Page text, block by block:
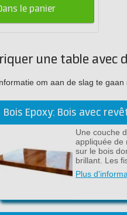
le panier
une table avec
om aan de slag te
Une couche
appliquée de
sur le bois
brillant. Les
Plus